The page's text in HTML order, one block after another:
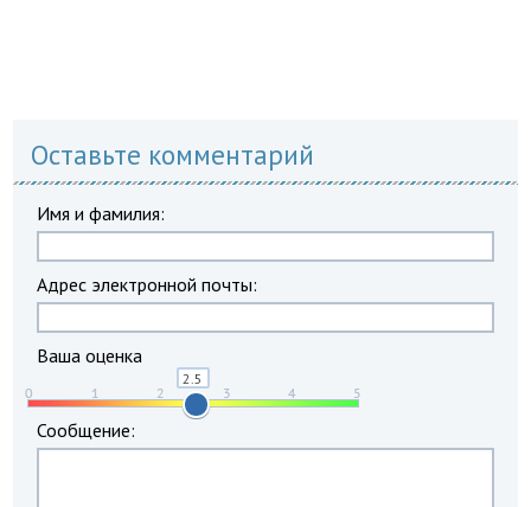
Оставьте комментарий
Имя и фамилия:
Адрес электронной почты:
Ваша оценка
Сообщение: